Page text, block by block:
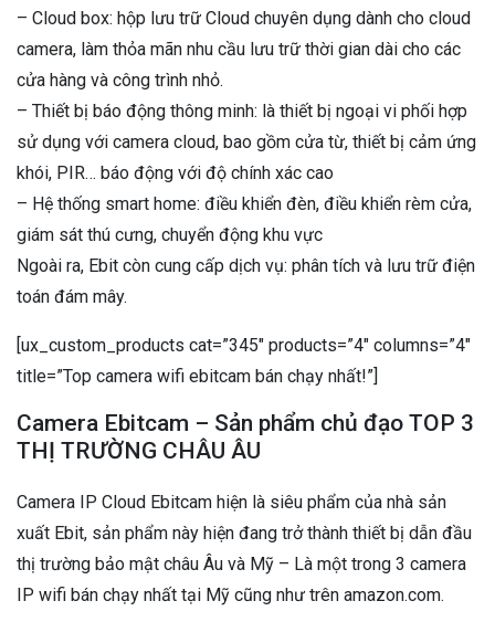
– Cloud box: hộp lưu trữ Cloud chuyên dụng dành cho cloud
camera, làm thỏa mãn nhu cầu lưu trữ thời gian dài cho các
cửa hàng và công trình nhỏ.
– Thiết bị báo động thông minh: là thiết bị ngoại vi phối hợp
sử dụng với camera cloud, bao gồm cửa từ, thiết bị cảm ứng
khói, PIR… báo động với độ chính xác cao
– Hệ thống smart home: điều khiển đèn, điều khiển rèm cửa,
giám sát thú cưng, chuyển động khu vực
Ngoài ra, Ebit còn cung cấp dịch vụ: phân tích và lưu trữ điện
toán đám mây.
[ux_custom_products cat=”345″ products=”4″ columns=”4″
title=”Top camera wifi ebitcam bán chạy nhất!”]
Camera Ebitcam – Sản phẩm chủ đạo TOP 3
THỊ TRƯỜNG CHÂU ÂU
Camera IP Cloud Ebitcam hiện là siêu phẩm của nhà sản
xuất Ebit, sản phẩm này hiện đang trở thành thiết bị dẫn đầu
thị trường bảo mật châu Âu và Mỹ – Là một trong 3 camera
IP wifi bán chạy nhất tại Mỹ cũng như trên amazon.com.